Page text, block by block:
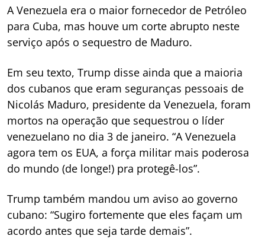
A Venezuela era o maior fornecedor de Petróleo
para Cuba, mas houve um corte abrupto neste
serviço após o sequestro de Maduro.
Em seu texto, Trump disse ainda que a maioria
dos cubanos que eram seguranças pessoais de
Nicolás Maduro, presidente da Venezuela, foram
mortos na operação que sequestrou o líder
venezuelano no dia 3 de janeiro. “A Venezuela
agora tem os EUA, a força militar mais poderosa
do mundo (de longe!) pra protegê-los”.
Trump também mandou um aviso ao governo
cubano: “Sugiro fortemente que eles façam um
acordo antes que seja tarde demais”.